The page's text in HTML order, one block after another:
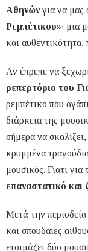
Αθηνών για να μας
Ρεμπέτικου»∙ μια
και
Αν έπρεπε να
ρεπερτόριο του
ρεμπέτικο που
διάρκεια της
σήμερα να
κρυμμένα
μουσικός. Γιατί για
επαναστατικό και
Μετά την
και σπουδαίες
ετοιμάζει δύο